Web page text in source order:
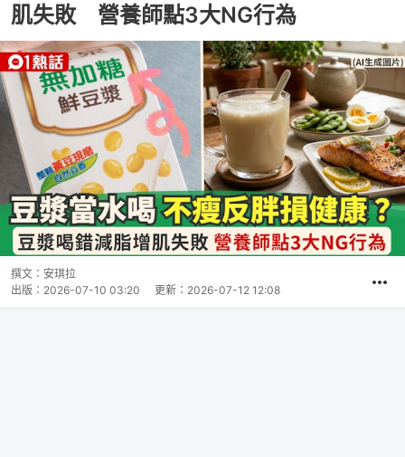
肌失敗 營養師點3大NG行為
撰文： 安琪拉
出版： 2026-07-10 03:20 更新： 2026-07-12 12:08